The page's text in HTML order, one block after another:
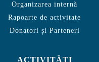
Organizarea internă
Rapoarte de activitate
Donatori și Parteneri
ACTIVITĂȚI